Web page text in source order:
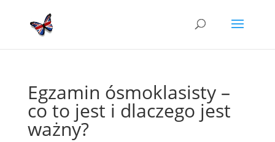
Egzamin ósmoklasisty –
co to jest i dlaczego jest
ważny?